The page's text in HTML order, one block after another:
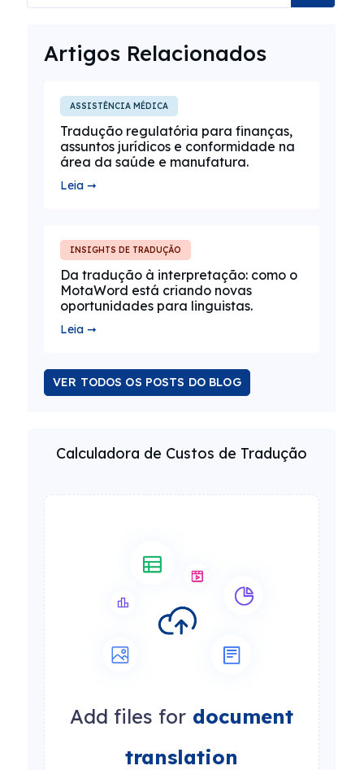
Artigos Relacionados
ASSISTÊNCIA MÉDICA
Tradução regulatória para finanças,
assuntos jurídicos e conformidade na
área da saúde e manufatura.
Leia ➞
INSIGHTS DE TRADUÇÃO
Da tradução à interpretação: como o
MotaWord está criando novas
oportunidades para linguistas.
Leia ➞
VER TODOS OS POSTS DO BLOG
Calculadora de Custos de Tradução
Add files for document
translation